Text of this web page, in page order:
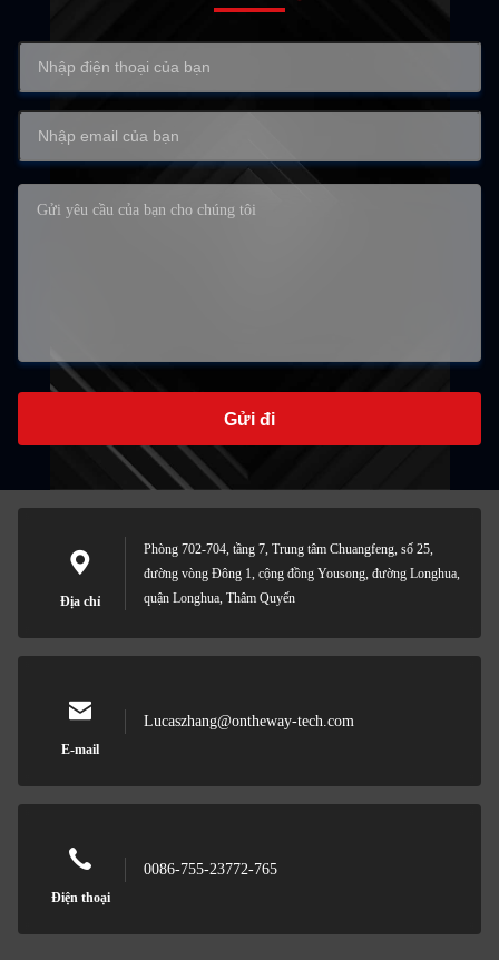
Gửi đi
Địa chỉ
Phòng 702-704, tầng 7, Trung tâm Chuangfeng, số 25,
đường vòng Đông 1, cộng đồng Yousong, đường Longhua,
quận Longhua, Thâm Quyến
E-mail
Lucaszhang@ontheway-tech.com
Điện thoại
0086-755-23772-765